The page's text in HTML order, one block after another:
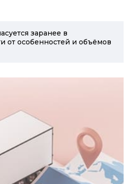
заранее в
от особенностей и объёмов